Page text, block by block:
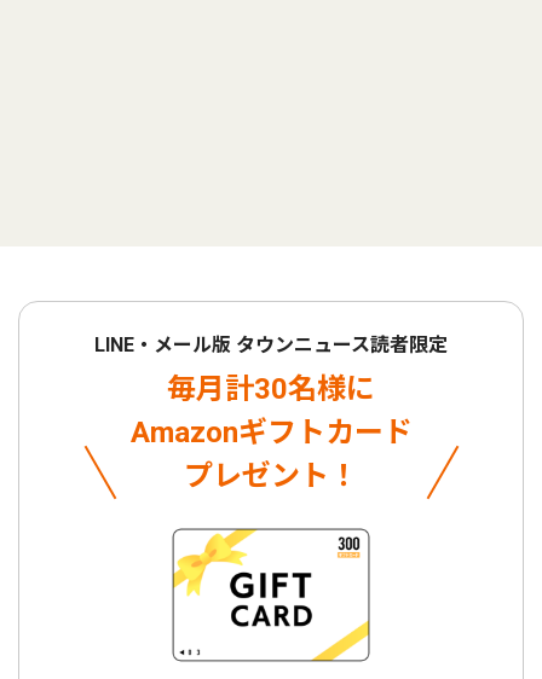
LINE・メール版 タウンニュース読者限定
毎月計30名様に
Amazonギフトカード
プレゼント！